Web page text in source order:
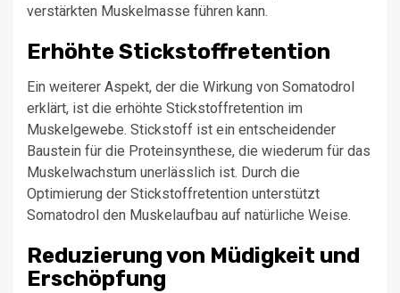
verstärkten Muskelmasse führen kann.
Erhöhte Stickstoffretention
Ein weiterer Aspekt, der die Wirkung von Somatodrol
erklärt, ist die erhöhte Stickstoffretention im
Muskelgewebe. Stickstoff ist ein entscheidender
Baustein für die Proteinsynthese, die wiederum für das
Muskelwachstum unerlässlich ist. Durch die
Optimierung der Stickstoffretention unterstützt
Somatodrol den Muskelaufbau auf natürliche Weise.
Reduzierung von Müdigkeit und
Erschöpfung